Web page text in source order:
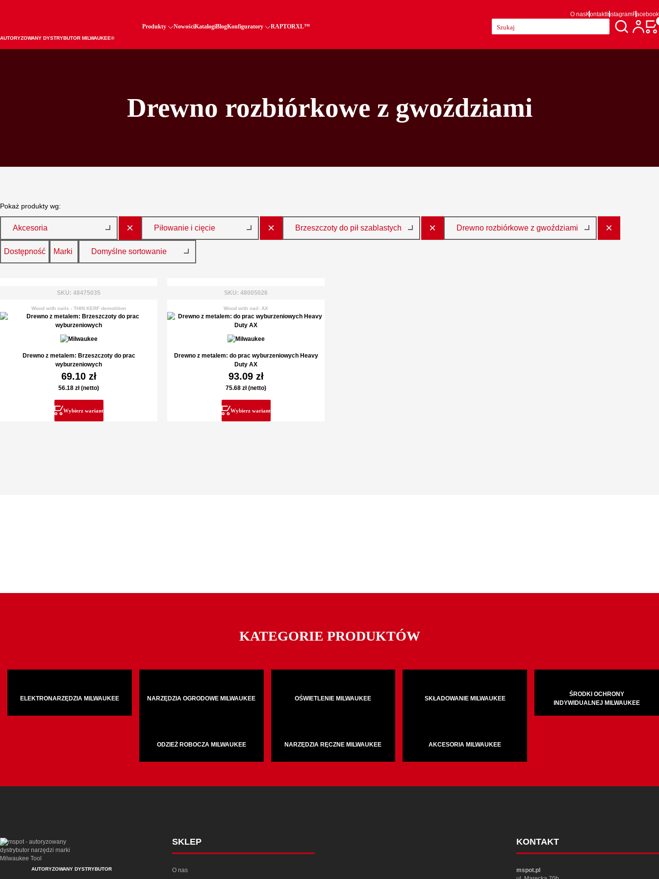
O nasKontaktInstagramFacebook
AUTORYZOWANY DYSTRYBUTOR MILWAUKEE®
Produkty NowościKatalogiBlogKonfiguratory RAPTORXL™
Drewno rozbiórkowe z gwoździami
Pokaż produkty wg:
Akcesoria × Piłowanie i cięcie × Brzeszczoty do pił szablastych × Drewno rozbiórkowe z gwoździami ×
Dostępność Marki Domyślne sortowanie
SKU: 48475035
Wood with nails - THIN KERF demolition
Drewno z metalem: Brzeszczoty do prac
wyburzeniowych
69.10 zł
56.18 zł(netto)
Wybierz wariant
SKU: 48005026
Wood with nail: AX
Drewno z metalem: do prac wyburzeniowych Heavy
Duty AX
93.09 zł
75.68 zł(netto)
Wybierz wariant
KATEGORIE PRODUKTÓW
ELEKTRONARZĘDZIA MILWAUKEE NARZĘDZIA OGRODOWE MILWAUKEE OŚWIETLENIE MILWAUKEE SKŁADOWANIE MILWAUKEE
ŚRODKI OCHRONY
INDYWIDUALNEJ MILWAUKEE
ODZIEŻ ROBOCZA MILWAUKEE NARZĘDZIA RĘCZNE MILWAUKEE AKCESORIA MILWAUKEE
AUTORYZOWANY DYSTRYBUTOR
SKLEP
O nas
KONTAKT
mspot.pl